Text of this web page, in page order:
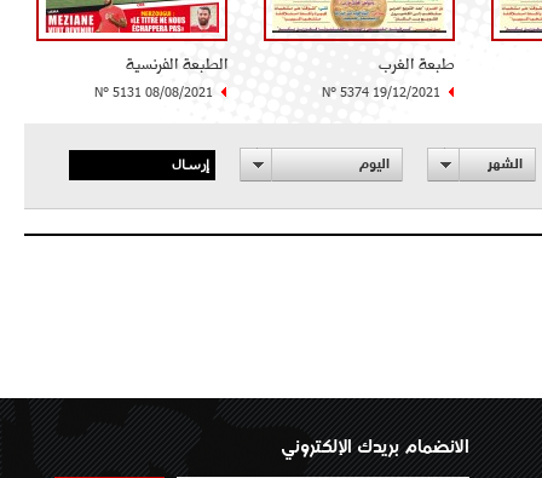
طبعة الغرب
N° 5374 19/12/2021
الطبعة الفرنسية
N° 5131 08/08/2021
الشهر اليوم إرسال
الانضمام بريدك الإلكتروني